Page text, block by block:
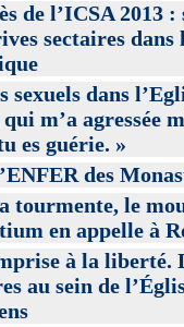
de l’ICSA 2013 :
sectaires dans
sexuels dans
m’a agressée
es guérie. »
des
tourmente, le
en appelle à
à la liberté.
au sein de